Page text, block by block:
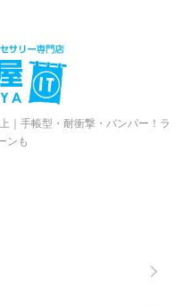
｜手帳型・耐衝撃・バンパー！ラ
ンも